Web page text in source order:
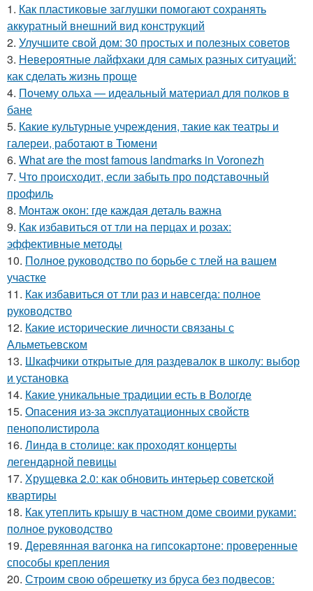
1. Как пластиковые заглушки помогают сохранять
аккуратный внешний вид конструкций
2. Улучшите свой дом: 30 простых и полезных советов
3. Невероятные лайфхаки для самых разных ситуаций:
как сделать жизнь проще
4. Почему ольха — идеальный материал для полков в
бане
5. Какие культурные учреждения, такие как театры и
галереи, работают в Тюмени
6. What are the most famous landmarks in Voronezh
7. Что происходит, если забыть про подставочный
профиль
8. Монтаж окон: где каждая деталь важна
9. Как избавиться от тли на перцах и розах:
эффективные методы
10. Полное руководство по борьбе с тлей на вашем
участке
11. Как избавиться от тли раз и навсегда: полное
руководство
12. Какие исторические личности связаны с
Альметьевском
13. Шкафчики открытые для раздевалок в школу: выбор
и установка
14. Какие уникальные традиции есть в Вологде
15. Опасения из-за эксплуатационных свойств
пенополистирола
16. Линда в столице: как проходят концерты
легендарной певицы
17. Хрущевка 2.0: как обновить интерьер советской
квартиры
18. Как утеплить крышу в частном доме своими руками:
полное руководство
19. Деревянная вагонка на гипсокартоне: проверенные
способы крепления
20. Строим свою обрешетку из бруса без подвесов: